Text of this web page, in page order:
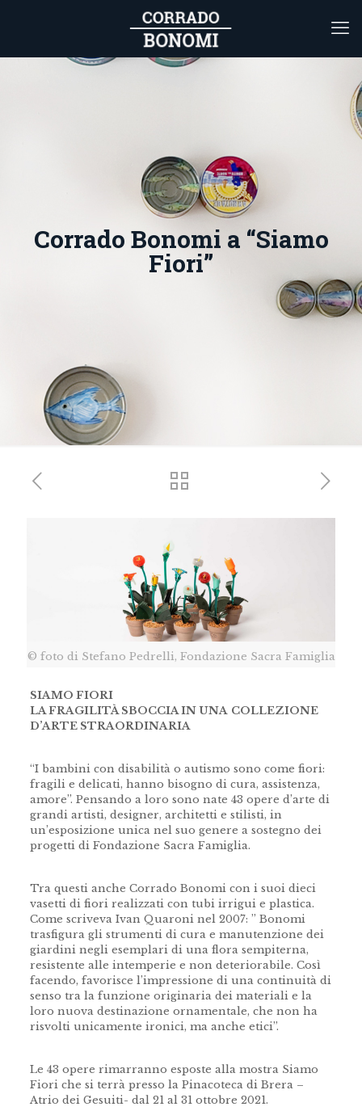
Corrado Bonomi a “Siamo
Fiori”
© foto di Stefano Pedrelli, Fondazione Sacra Famiglia
SIAMO FIORI
LA FRAGILITÀ SBOCCIA IN UNA COLLEZIONE
D’ARTE STRAORDINARIA
“I bambini con disabilità o autismo sono come fiori:
fragili e delicati, hanno bisogno di cura, assistenza,
amore”. Pensando a loro sono nate 43 opere d’arte di
grandi artisti, designer, architetti e stilisti, in
un’esposizione unica nel suo genere a sostegno dei
progetti di Fondazione Sacra Famiglia.
Tra questi anche Corrado Bonomi con i suoi dieci
vasetti di fiori realizzati con tubi irrigui e plastica.
Come scriveva Ivan Quaroni nel 2007: ” Bonomi
trasfigura gli strumenti di cura e manutenzione dei
giardini negli esemplari di una flora sempiterna,
resistente alle intemperie e non deteriorabile. Così
facendo, favorisce l’impressione di una continuità di
senso tra la funzione originaria dei materiali e la
loro nuova destinazione ornamentale, che non ha
risvolti unicamente ironici, ma anche etici”.
Le 43 opere rimarranno esposte alla mostra Siamo
Fiori che si terrà presso la Pinacoteca di Brera –
Atrio dei Gesuiti- dal 21 al 31 ottobre 2021.